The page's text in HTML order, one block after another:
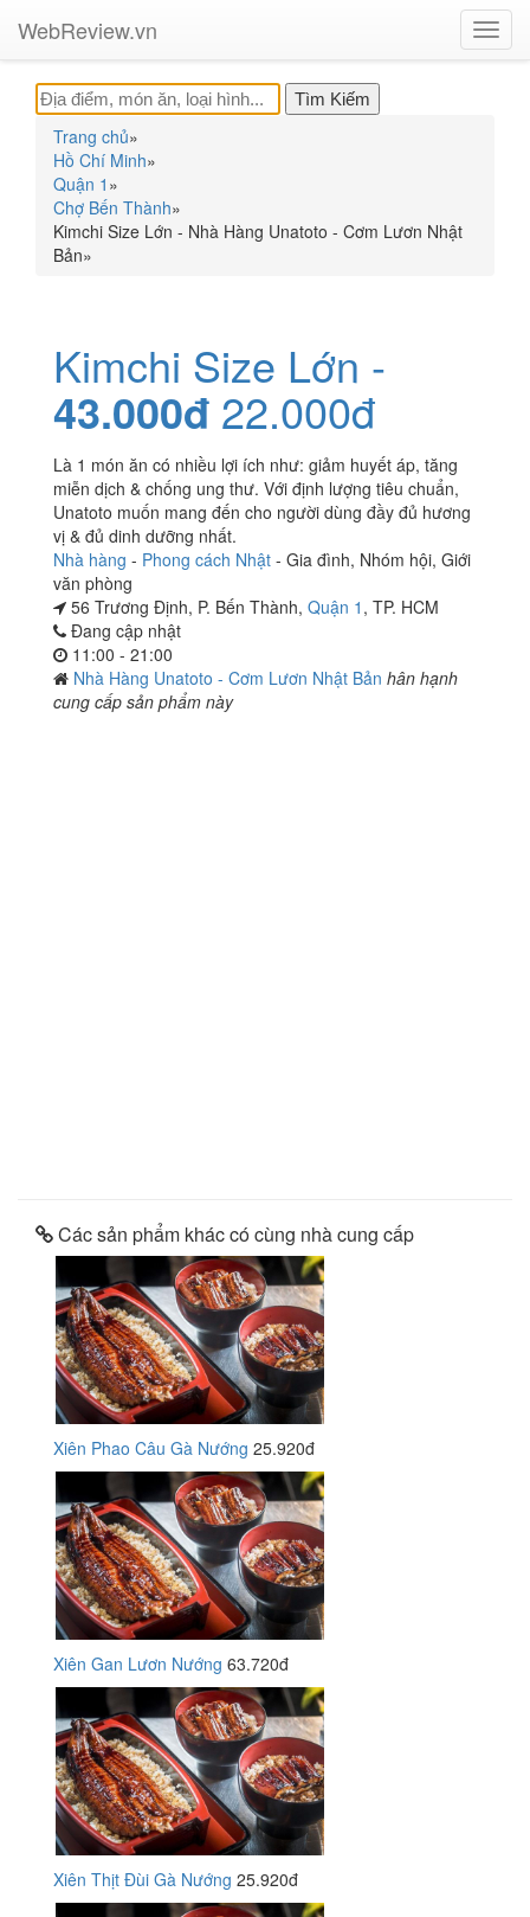
WebReview.vn
Trang chủ»
Hồ Chí Minh»
Quận 1 »
Chợ Bến Thành»
Kimchi Size Lớn - Nhà Hàng Unatoto - Cơm Lươn Nhật
Bản»
Kimchi Size Lớn -
43.000đ 22.000đ
Là 1 món ăn có nhiều lợi ích như: giảm huyết áp, tăng
miễn dịch & chống ung thư. Với định lượng tiêu chuẩn,
Unatoto muốn mang đến cho người dùng đầy đủ hương
vị & đủ dinh dưỡng nhất.
Nhà hàng - Phong cách Nhật - Gia đình, Nhóm hội, Giới
văn phòng
56 Trương Định, P. Bến Thành, Quận 1 , TP. HCM
Đang cập nhật
11:00 - 21:00
Nhà Hàng Unatoto - Cơm Lươn Nhật Bản hân hạnh
cung cấp sản phẩm này
Các sản phẩm khác có cùng nhà cung cấp
Xiên Phao Câu Gà Nướng 25.920đ
Xiên Gan Lươn Nướng 63.720đ
Xiên Thịt Đùi Gà Nướng 25.920đ